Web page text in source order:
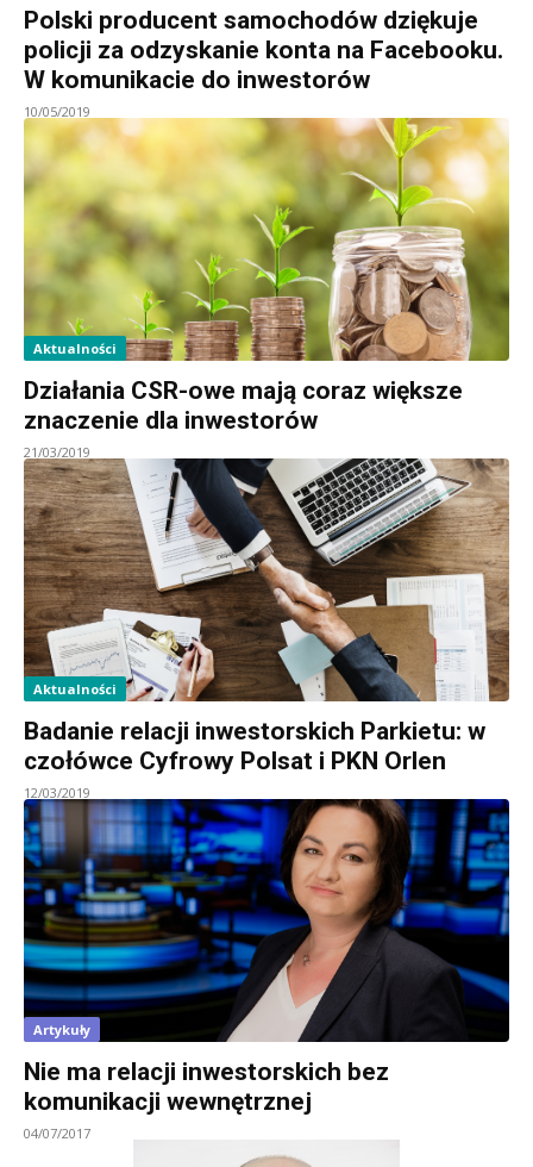
Polski producent samochodów dziękuje
policji za odzyskanie konta na Facebooku.
W komunikacie do inwestorów
10/05/2019
Aktualności
Działania CSR-owe mają coraz większe
znaczenie dla inwestorów
21/03/2019
Aktualności
Badanie relacji inwestorskich Parkietu: w
czołówce Cyfrowy Polsat i PKN Orlen
12/03/2019
Artykuły
Nie ma relacji inwestorskich bez
komunikacji wewnętrznej
04/07/2017